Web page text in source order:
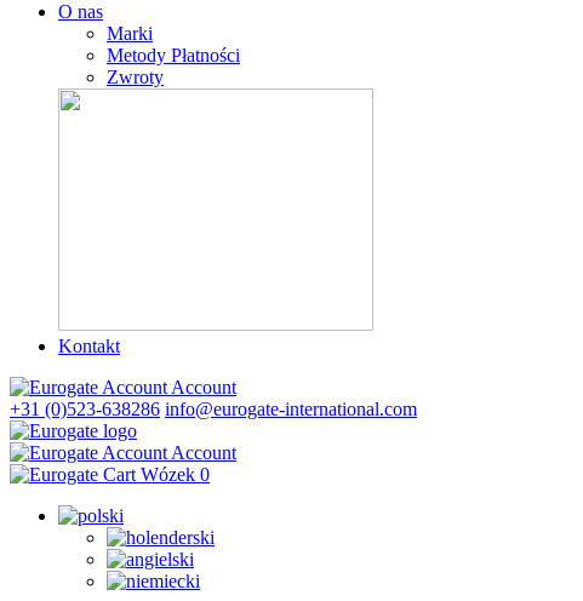
O nas
Marki
Metody Płatności
Zwroty
Kontakt
Account
+31 (0)523-638286 info@eurogate-international.com
Account
Wózek 0